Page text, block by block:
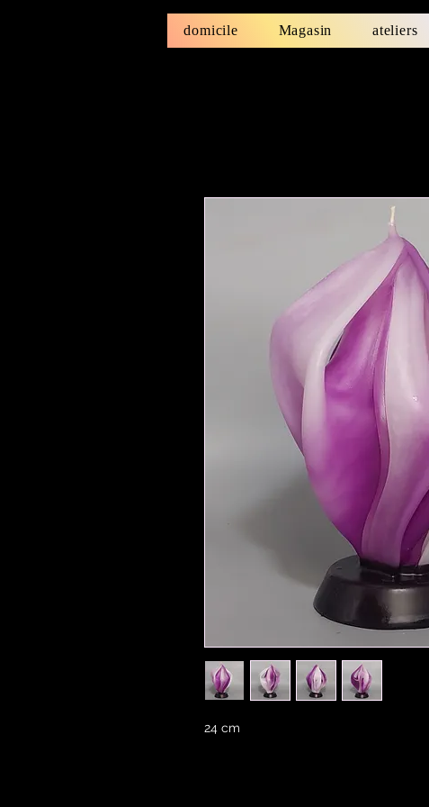
domicile Magasin ateliers
24 cm